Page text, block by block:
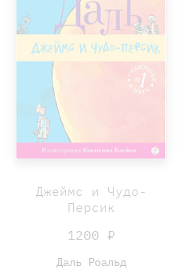
Джеймс и Чудо-
Персик
1200 ₽
Даль Роальд